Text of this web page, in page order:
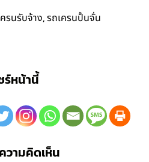
รนรับจ้าง,รถเครนปั้นจั่น
ร์หน้านี้
วามคิดเห็น